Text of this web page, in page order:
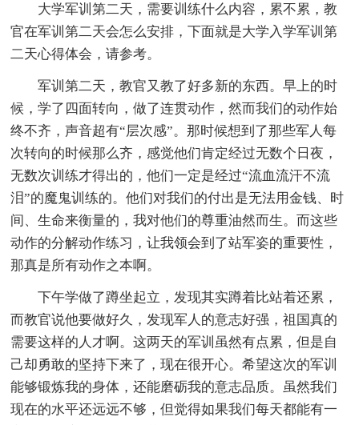
大学军训第二天，需要训练什么内容，累不累，教
官在军训第二天会怎么安排，下面就是大学入学军训第
二天心得体会，请参考。
军训第二天，教官又教了好多新的东西。早上的时
候，学了四面转向，做了连贯动作，然而我们的动作始
终不齐，声音超有“层次感”。那时候想到了那些军人每
次转向的时候那么齐，感觉他们肯定经过无数个日夜，
无数次训练才得出的，他们一定是经过“流血流汗不流
泪”的魔鬼训练的。他们对我们的付出是无法用金钱、时
间、生命来衡量的，我对他们的尊重油然而生。而这些
动作的分解动作练习，让我领会到了站军姿的重要性，
那真是所有动作之本啊。
下午学做了蹲坐起立，发现其实蹲着比站着还累，
而教官说他要做好久，发现军人的意志好强，祖国真的
需要这样的人才啊。这两天的军训虽然有点累，但是自
己却勇敢的坚持下来了，现在很开心。希望这次的军训
能够锻炼我的身体，还能磨砺我的意志品质。虽然我们
现在的水平还远远不够，但觉得如果我们每天都能有一